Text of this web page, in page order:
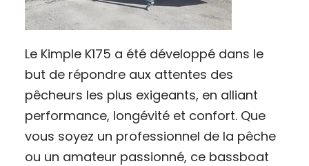
Le Kimple K175 a été développé dans le
but de répondre aux attentes des
pêcheurs les plus exigeants, en alliant
performance, longévité et confort. Que
vous soyez un professionnel de la pêche
ou un amateur passionné, ce bassboat